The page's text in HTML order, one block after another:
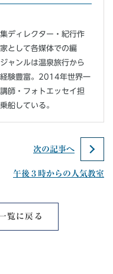
ディレクター・紀行作
として各媒体での編
ャンルは温泉旅行から
験豊富。2014年世界一
師・フォトエッセイ担
船している。
次の記事へ
午後３時からの人気教室
覧に戻る